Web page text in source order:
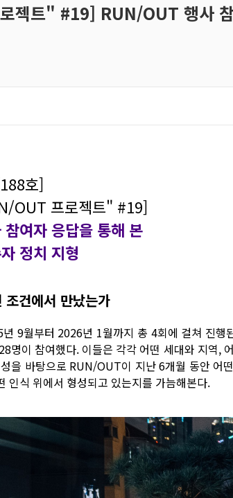
젝트" #19] RUN/OUT 행사
호]
OUT 프로젝트" #19]
여자 응답을 통해 본
정치 지형
건에서 만났는가
9월부터 2026년 1월까지 총 4회에 걸쳐 진
이 참여했다. 이들은 각각 어떤 세대와 지역,
을 바탕으로 RUN/OUT이 지난 6개월 동안 어
인식 위에서 형성되고 있는지를 가늠해본다.